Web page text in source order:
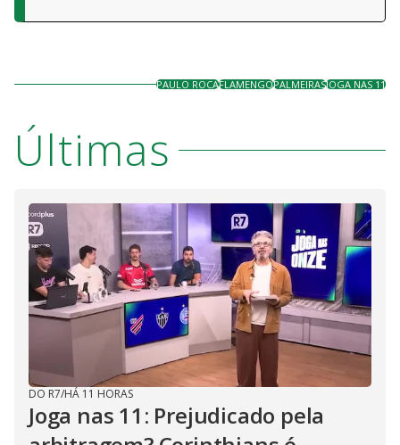
PAULO ROCAFLAMENGOPALMEIRASJOGA NAS 11
Últimas
DO R7/HÁ 11 HORAS
Joga nas 11: Prejudicado pela